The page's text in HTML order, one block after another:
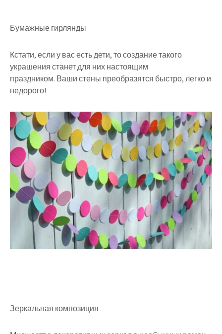
Бумажные гирлянды
Кстати, если у вас есть дети, то создание такого
украшения станет для них настоящим
праздником. Ваши стены преобразятся быстро, легко и
недорого!
Зеркальная композиция